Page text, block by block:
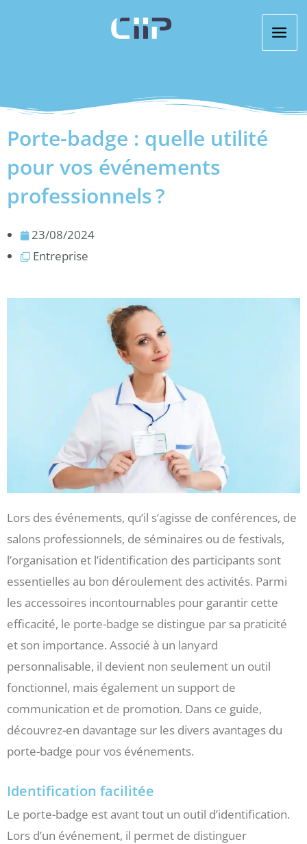
Porte-badge : quelle utilité
pour vos événements
professionnels ?
23/08/2024
Entreprise
Lors des événements, qu’il s’agisse de conférences, de
salons professionnels, de séminaires ou de festivals,
l’organisation et l’identification des participants sont
essentielles au bon déroulement des activités. Parmi
les accessoires incontournables pour garantir cette
efficacité, le porte-badge se distingue par sa praticité
et son importance. Associé à un lanyard
personnalisable, il devient non seulement un outil
fonctionnel, mais également un support de
communication et de promotion. Dans ce guide,
découvrez-en davantage sur les divers avantages du
porte-badge pour vos événements.
Identification facilitée
Le porte-badge est avant tout un outil d’identification.
Lors d’un événement, il permet de distinguer